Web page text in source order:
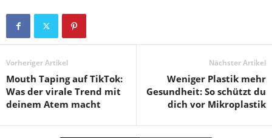
Vorheriger Artikel
Mouth Taping auf TikTok:
Was der virale Trend mit
deinem Atem macht
Nächster Artikel
Weniger Plastik mehr
Gesundheit: So schützt du
dich vor Mikroplastik